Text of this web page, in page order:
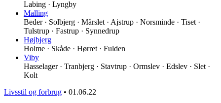
Labing · Lyngby
Malling
Beder · Solbjerg · Mårslet · Ajstrup · Norsminde · Tiset ·
Tulstrup · Fastrup · Synnedrup
Højbjerg
Holme · Skåde · Hørret · Fulden
Viby
Hasselager · Tranbjerg · Stavtrup · Ormslev · Edslev · Slet ·
Kolt
Livsstil og forbrug • 01.06.22